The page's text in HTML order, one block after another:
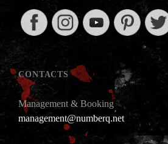
CONTACTS
Management & Booking
management@numberq.net